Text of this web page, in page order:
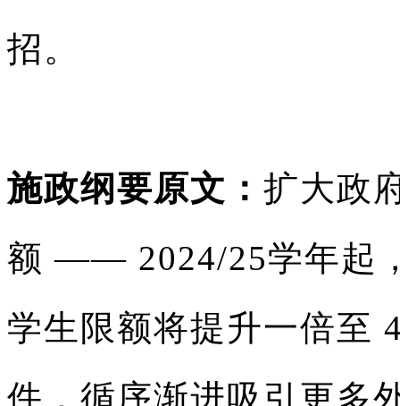
招。
施政纲要原文： 扩大政
额 —— 2024/25学年起
学生限额将提升一倍至
件，循序渐进吸引更多